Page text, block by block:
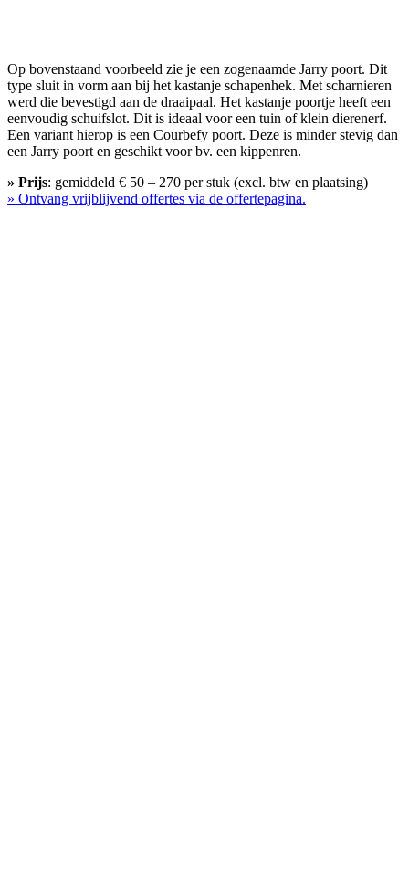
Op bovenstaand voorbeeld zie je een zogenaamde Jarry poort. Dit
type sluit in vorm aan bij het kastanje schapenhek. Met scharnieren
werd die bevestigd aan de draaipaal. Het kastanje poortje heeft een
eenvoudig schuifslot. Dit is ideaal voor een tuin of klein dierenerf.
Een variant hierop is een Courbefy poort. Deze is minder stevig dan
een Jarry poort en geschikt voor bv. een kippenren.
» Prijs: gemiddeld € 50 – 270 per stuk (excl. btw en plaatsing)
» Ontvang vrijblijvend offertes via de offertepagina.